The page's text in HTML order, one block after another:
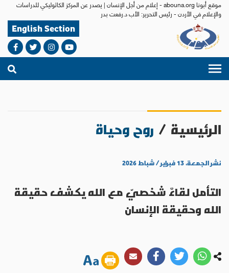
موقع أبونا abouna.org - إعلام من أجل الإنسان | يصدر عن المركز الكاثوليكي للدراسات
والإعلام في الأردن - رئيس التحرير: الأب د.رفعت بدر
English Section
الرئيسية / روح وحياة
نشر الجمعة، ١٣ فبراير / شباط ٢٠٢٦
التأمل لقاءٌ شخصيّ مع الله يكشف حقيقة
الله وحقيقة الإنسان